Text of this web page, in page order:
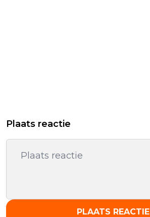
Plaats reactie
PLAATS REACTIE